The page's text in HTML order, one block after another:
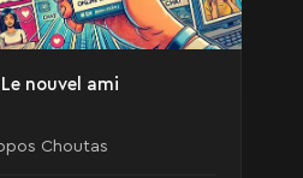
Le nouvel ami
Choutas